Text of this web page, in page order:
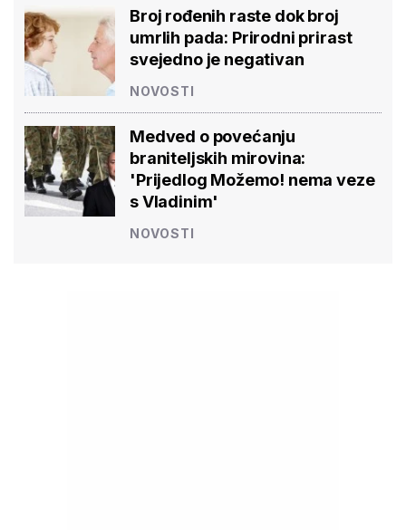
Broj rođenih raste dok broj
umrlih pada: Prirodni prirast
svejedno je negativan
NOVOSTI
Medved o povećanju
braniteljskih mirovina:
'Prijedlog Možemo! nema veze
s Vladinim'
NOVOSTI